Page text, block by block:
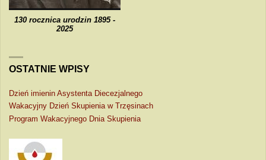
130 rocznica urodzin 1895 -
2025
OSTATNIE WPISY
Dzień imienin Asystenta Diecezjalnego
Wakacyjny Dzień Skupienia w Trzęsinach
Program Wakacyjnego Dnia Skupienia